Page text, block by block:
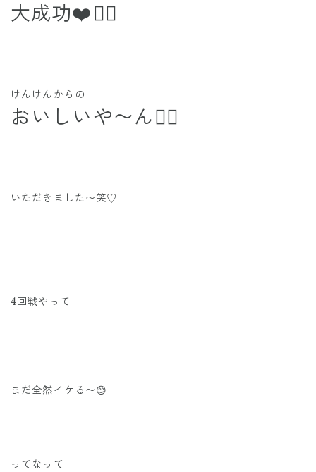
大成功❤️🙆‍♂️
けんけんからの
おいしいや〜ん🙆‍♂️
いただきました〜笑♡
4回戦やって
まだ全然イケる〜😊
ってなって